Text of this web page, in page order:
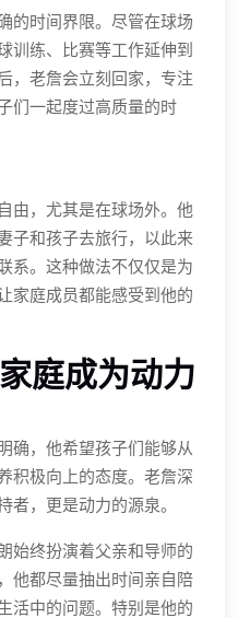
的时间界限。尽管在球场
训练、比赛等工作延伸到
，老詹会立刻回家，专注
们一起度过高质量的时
由，尤其是在球场外。他
子和孩子去旅行，以此来
系。这种做法不仅仅是为
家庭成员都能感受到他的
庭成为动力
确，他希望孩子们能够从
积极向上的态度。老詹深
者，更是动力的源泉。
始终扮演着父亲和导师的
他都尽量抽出时间亲自陪
活中的问题。特别是他的